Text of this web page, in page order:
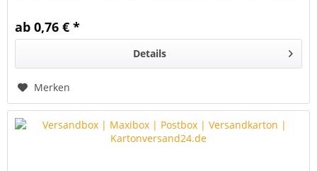
ab 0,76 € *
Details
Merken